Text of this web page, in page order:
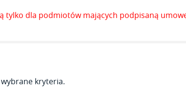
tylko dla podmiotów mających podpisaną
kryteria.